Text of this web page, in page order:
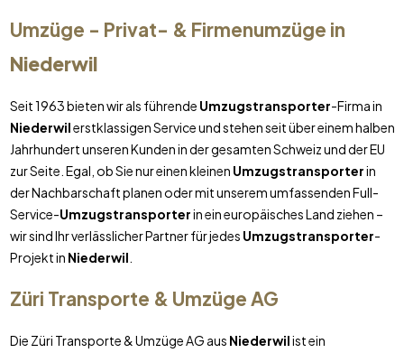
Umzüge - Privat- & Firmenumzüge in
Niederwil
Seit 1963 bieten wir als führende Umzugstransporter-Firma in
Niederwilerstklassigen Service und stehen seit über einem halben
Jahrhundert unseren Kunden in der gesamten Schweiz und der EU
zur Seite. Egal, ob Sie nur einen kleinen Umzugstransporterin
der Nachbarschaft planen oder mit unserem umfassenden Full-
Service-Umzugstransporterin ein europäisches Land ziehen –
wir sind Ihr verlässlicher Partner für jedes Umzugstransporter-
Projekt in Niederwil
Züri Transporte & Umzüge AG
Die Züri Transporte & Umzüge AG aus Niederwilist ein